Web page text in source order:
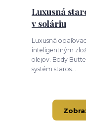
Luxusná
v soláriu
Luxusná
inteligentným
olejov. Body
systém staros...